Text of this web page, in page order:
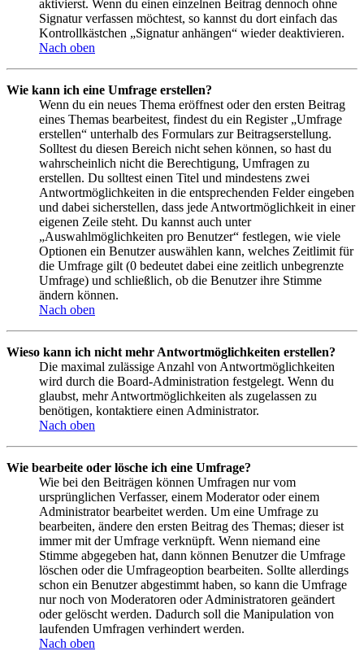
aktivierst. Wenn du einen einzelnen Beitrag dennoch ohne
Signatur verfassen möchtest, so kannst du dort einfach das
Kontrollkästchen „Signatur anhängen“ wieder deaktivieren.
Nach oben
Wie kann ich eine Umfrage erstellen?
Wenn du ein neues Thema eröffnest oder den ersten Beitrag
eines Themas bearbeitest, findest du ein Register „Umfrage
erstellen“ unterhalb des Formulars zur Beitragserstellung.
Solltest du diesen Bereich nicht sehen können, so hast du
wahrscheinlich nicht die Berechtigung, Umfragen zu
erstellen. Du solltest einen Titel und mindestens zwei
Antwortmöglichkeiten in die entsprechenden Felder eingeben
und dabei sicherstellen, dass jede Antwortmöglichkeit in einer
eigenen Zeile steht. Du kannst auch unter
„Auswahlmöglichkeiten pro Benutzer“ festlegen, wie viele
Optionen ein Benutzer auswählen kann, welches Zeitlimit für
die Umfrage gilt (0 bedeutet dabei eine zeitlich unbegrenzte
Umfrage) und schließlich, ob die Benutzer ihre Stimme
ändern können.
Nach oben
Wieso kann ich nicht mehr Antwortmöglichkeiten erstellen?
Die maximal zulässige Anzahl von Antwortmöglichkeiten
wird durch die Board-Administration festgelegt. Wenn du
glaubst, mehr Antwortmöglichkeiten als zugelassen zu
benötigen, kontaktiere einen Administrator.
Nach oben
Wie bearbeite oder lösche ich eine Umfrage?
Wie bei den Beiträgen können Umfragen nur vom
ursprünglichen Verfasser, einem Moderator oder einem
Administrator bearbeitet werden. Um eine Umfrage zu
bearbeiten, ändere den ersten Beitrag des Themas; dieser ist
immer mit der Umfrage verknüpft. Wenn niemand eine
Stimme abgegeben hat, dann können Benutzer die Umfrage
löschen oder die Umfrageoption bearbeiten. Sollte allerdings
schon ein Benutzer abgestimmt haben, so kann die Umfrage
nur noch von Moderatoren oder Administratoren geändert
oder gelöscht werden. Dadurch soll die Manipulation von
laufenden Umfragen verhindert werden.
Nach oben